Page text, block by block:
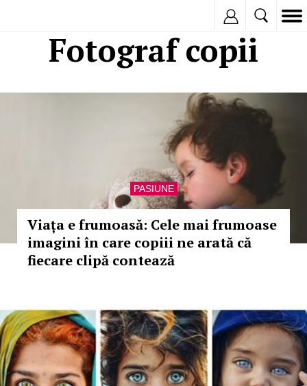
Fotograf copii
PASIUNE
Viața e frumoasă: Cele mai frumoase
imagini în care copiii ne arată că
fiecare clipă contează